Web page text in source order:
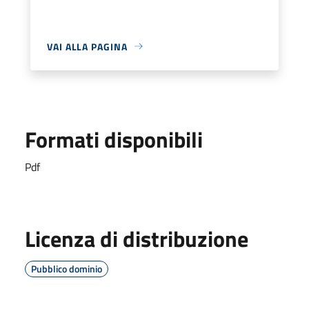
VAI ALLA PAGINA
Formati disponibili
Pdf
Licenza di distribuzione
Pubblico dominio